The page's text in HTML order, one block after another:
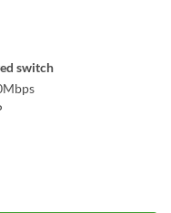
switch